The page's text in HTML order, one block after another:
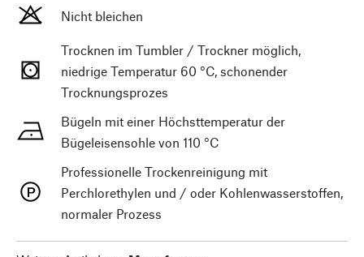
Nicht bleichen
Trocknen im Tumbler / Trockner möglich,
niedrige Temperatur 60 °C, schonender
Trocknungsprozes
Bügeln mit einer Höchsttemperatur der
Bügeleisensohle von 110 °C
Professionelle Trockenreinigung mit
Perchlorethylen und / oder Kohlenwasserstoffen,
normaler Prozess